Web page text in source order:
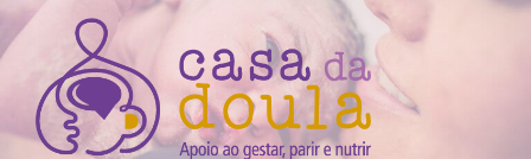
Pular
para
conteúdo